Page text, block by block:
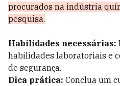
procurados na indústria
pesquisa.
Habilidades necessárias:
habilidades laboratoriais e
de segurança.
Dica prática: Conclua um